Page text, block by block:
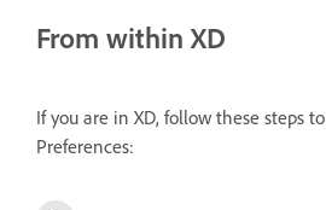
From within XD
If you are in XD, follow these steps
Preferences: